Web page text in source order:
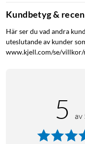
Kundbetyg &
Här ser du vad andra
uteslutande av kunder
www.kjell.com/se/villkor/
5 av